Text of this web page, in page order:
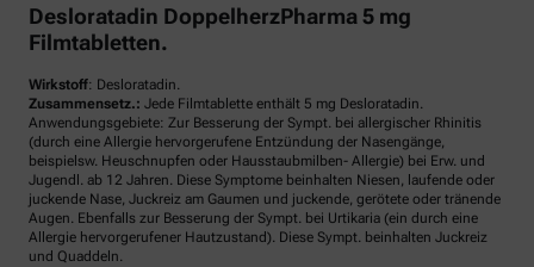
Desloratadin DoppelherzPharma 5 mg
Filmtabletten.
Wirkstoff: Desloratadin.
Zusammensetz.: Jede Filmtablette enthält 5 mg Desloratadin.
Anwendungsgebiete: Zur Besserung der Sympt. bei allergischer Rhinitis
(durch eine Allergie hervorgerufene Entzündung der Nasengänge,
beispielsw. Heuschnupfen oder Hausstaubmilben- Allergie) bei Erw. und
Jugendl. ab 12 Jahren. Diese Symptome beinhalten Niesen, laufende oder
juckende Nase, Juckreiz am Gaumen und juckende, gerötete oder tränende
Augen. Ebenfalls zur Besserung der Sympt. bei Urtikaria (ein durch eine
Allergie hervorgerufener Hautzustand). Diese Sympt. beinhalten Juckreiz
und Quaddeln.